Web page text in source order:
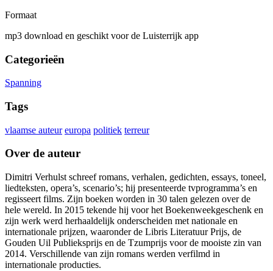
Formaat
mp3 download en geschikt voor de Luisterrijk app
Categorieën
Spanning
Tags
vlaamse auteur europa politiek terreur
Over de auteur
Dimitri Verhulst schreef romans, verhalen, gedichten, essays, toneel,
liedteksten, opera’s, scenario’s; hij presenteerde tv­programma’s en
regisseert films. Zijn boeken worden in 30 talen gelezen over de
hele wereld. In 2015 tekende hij voor het Boekenweekgeschenk en
zijn werk werd herhaaldelijk onderscheiden met nationale en
internationale prijzen, waaronder de Libris Literatuur Prijs, de
Gouden Uil Publieksprijs en de Tzumprijs voor de mooiste zin van
2014. Verschillende van zijn romans werden verfilmd in
internationale producties.